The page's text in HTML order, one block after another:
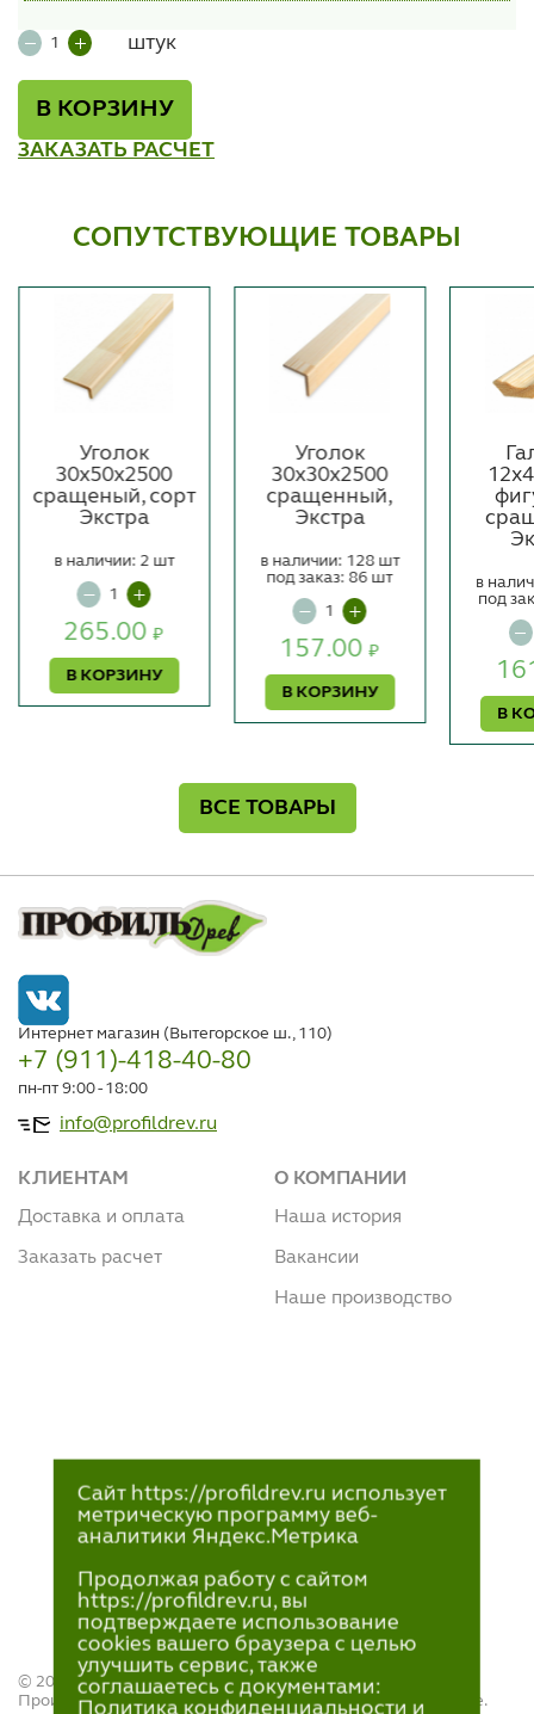
штук
В КОРЗИНУ
ЗАКАЗАТЬ РАСЧЕТ
СОПУТСТВУЮЩИЕ ТОВАРЫ
Уголок
30х50х2500
сращеный, сорт
Экстра
265.00₽
В КОРЗИНУ
в наличии: 2 шт
Уголок
30х30х2500
сращенный,
Экстра
157.00₽
В КОРЗИНУ
в наличии: 128 шт
под заказ: 86 шт
В
в
под
ВСЕ ТОВАРЫ
Интернет магазин (Вытегорское ш., 110)
+7 (911)-418-40-80
пн-пт 9:00 - 18:00
info@profildrev.ru
КЛИЕНТАМ
Доставка и оплата
Заказать расчет
О КОМПАНИИ
Наша история
Вакансии
Наше производство
© 2021—2023
Производство и продажа пиломатериалов в Петрозаводске.
Сайт https://profildrev.ru использует
метрическую программу веб-
аналитики Яндекс.Метрика
Продолжая работу с сайтом
https://profildrev.ru, вы
подтверждаете использование
cookies вашего браузера с целью
улучшить сервис, также
соглашаетесь с документами:
Политика конфиденциальности и